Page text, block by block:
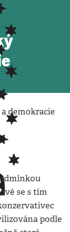
demokracie
se s tím
podle